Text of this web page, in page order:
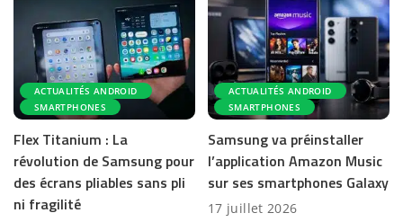
ACTUALITÉS ANDROID
SMARTPHONES
Flex Titanium : La
révolution de Samsung pour
des écrans pliables sans pli
ni fragilité
ACTUALITÉS ANDROID
SMARTPHONES
Samsung va préinstaller
l’application Amazon Music
sur ses smartphones Galaxy
17 juillet 2026